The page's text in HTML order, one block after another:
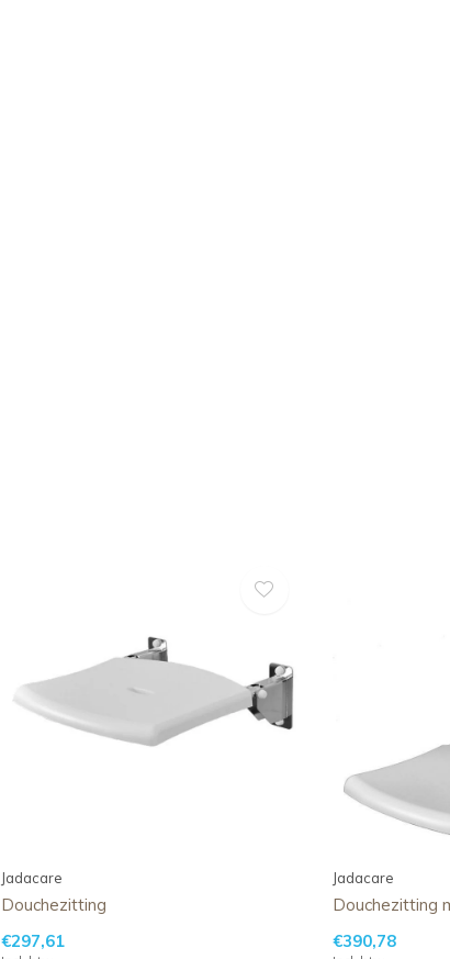
Jadacare
Douchezitting
€297,61
Jadacare
Douchezitting
€390,78